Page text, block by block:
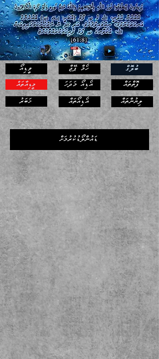
ވީޑިއޯ
މީޑިއާތައް
ޚަބަރު
ހޯމް ޕޭޖް
އޯޑިއޯ މަދަހަ
އޯޑިއޯތައް
ބުލޮގް
ފޮތްތައް
ލިޔުންތައް
ޑައުންލޯޑުކުރުމަށް